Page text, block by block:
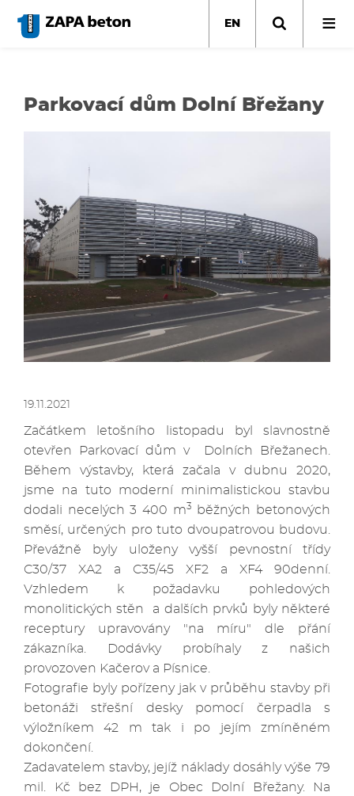
main
EN
Parkovací dům Dolní Břežany
19.11.2021
Začátkem letošního listopadu byl slavnostně
otevřen Parkovací dům v Dolních Břežanech.
Během výstavby, která začala v dubnu 2020,
jsme na tuto moderní minimalistickou stavbu
dodali necelých 3 400 m3
běžných betonových
směsí, určených pro tuto dvoupatrovou budovu.
Převážně byly uloženy vyšší pevnostní třídy
C30/37 XA2 a C35/45 XF2 a XF4 90denní.
Vzhledem k požadavku pohledových
monolitických stěn a dalších prvků byly některé
receptury upravovány "na míru" dle přání
zákazníka. Dodávky probíhaly z našich
provozoven Kačerov a Písnice.
Fotografie byly pořízeny jak v průběhu stavby při
betonáži střešní desky pomocí čerpadla s
výložníkem 42 m tak i po jejím zmíněném
dokončení.
Zadavatelem stavby, jejíž náklady dosáhly výše 79
mil. Kč bez DPH, je Obec Dolní Břežany. Na